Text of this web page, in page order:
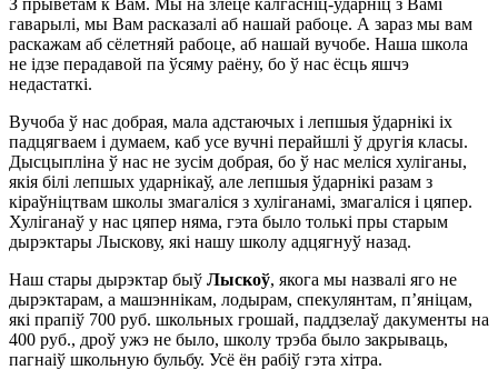
гаварылі, мы Вам расказалі аб нашай рабоце. А зараз мы вам
раскажам аб сёлетняй рабоце, аб нашай вучобе. Наша школа
не ідзе перадавой па ўсяму раёну, бо ў нас ёсць яшчэ
недастаткі.
Вучоба ў нас добрая, мала адстаючых і лепшыя ўдарнікі іх
падцягваем і думаем, каб усе вучні перайшлі ў другія класы.
Дысцыпліна ў нас не зусім добрая, бо ў нас меліся хуліганы,
якія білі лепшых ударнікаў, але лепшыя ўдарнікі разам з
кіраўніцтвам школы змагаліся з хуліганамі, змагаліся і цяпер.
Хуліганаў у нас цяпер няма, гэта было толькі пры старым
дырэктары Лыскову, які нашу школу адцягнуў назад.
Наш стары дырэктар быў Лыскоў, якога мы назвалі яго не
дырэктарам, а машэннікам, лодырам, спекулянтам, п’яніцам,
які прапіў 700 руб. школьных грошай, паддзелаў дакументы на
400 руб., дроў ужэ не было, школу трэба было закрываць,
пагнаіў школьную бульбу. Усё ён рабіў гэта хітра.